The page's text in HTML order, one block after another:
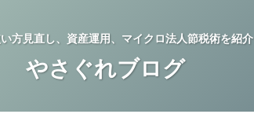
方見直し、資産運用、マイクロ法人節税術を紹介
やさぐれブログ